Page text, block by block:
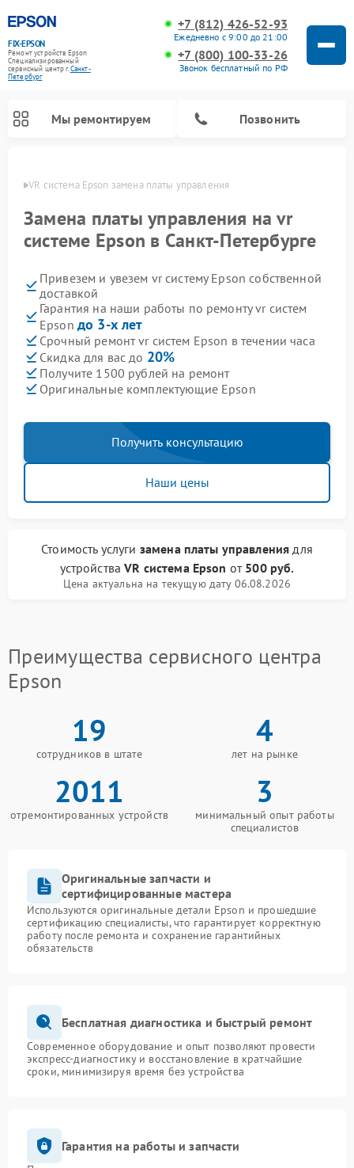
FIX-EPSON
Ремонт устройств Epson
Специализированный
cервисный центр г.Санкт-
Петербург
+7 (812) 426-52-93
Ежедневно с 9:00 до 21:00
+7 (800) 100-33-26
Звонок бесплатный по РФ
Мы ремонтируем Позвонить
VR система Epson замена платы управления
Замена платы управления на vr
системе Epson в Санкт-Петербурге
Привезем и увезем vr систему Epson собственной
доставкой
Гарантия на наши работы по ремонту vr систем
Epson до 3-х лет
Срочный ремонт vr систем Epson в течении часа
Скидка для вас до 20%
Получите 1500 рублей на ремонт
Оригинальные комплектующие Epson
Получить консультацию
Наши цены
Стоимость услуги замена платы управления для
устройстваVR система Epson от 500 руб.
Цена актуальна на текущую дату 06.08.2026
Преимущества сервисного центра
Epson
19
сотрудников в штате
4
лет на рынке
2011
отремонтированных устройств
3
минимальный опыт работы
специалистов
Оригинальные запчасти и
сертифицированные мастера
Используются оригинальные детали Epson и прошедшие
сертификацию специалисты, что гарантирует корректную
работу после ремонта и сохранение гарантийных
обязательств
Бесплатная диагностика и быстрый ремонт
Современное оборудование и опыт позволяют провести
экспресс-диагностику и восстановление в кратчайшие
сроки, минимизируя время без устройства
Гарантия на работы и запчасти